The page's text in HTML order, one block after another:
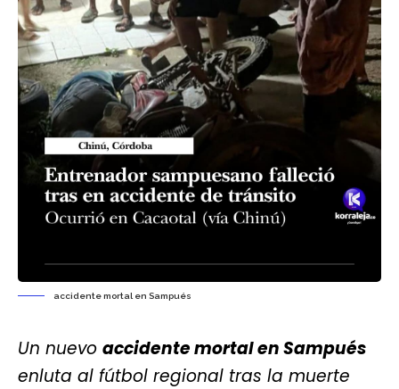
accidente mortal en Sampués
Un nuevo accidente mortal en Sampués
enluta al fútbol regional tras la muerte